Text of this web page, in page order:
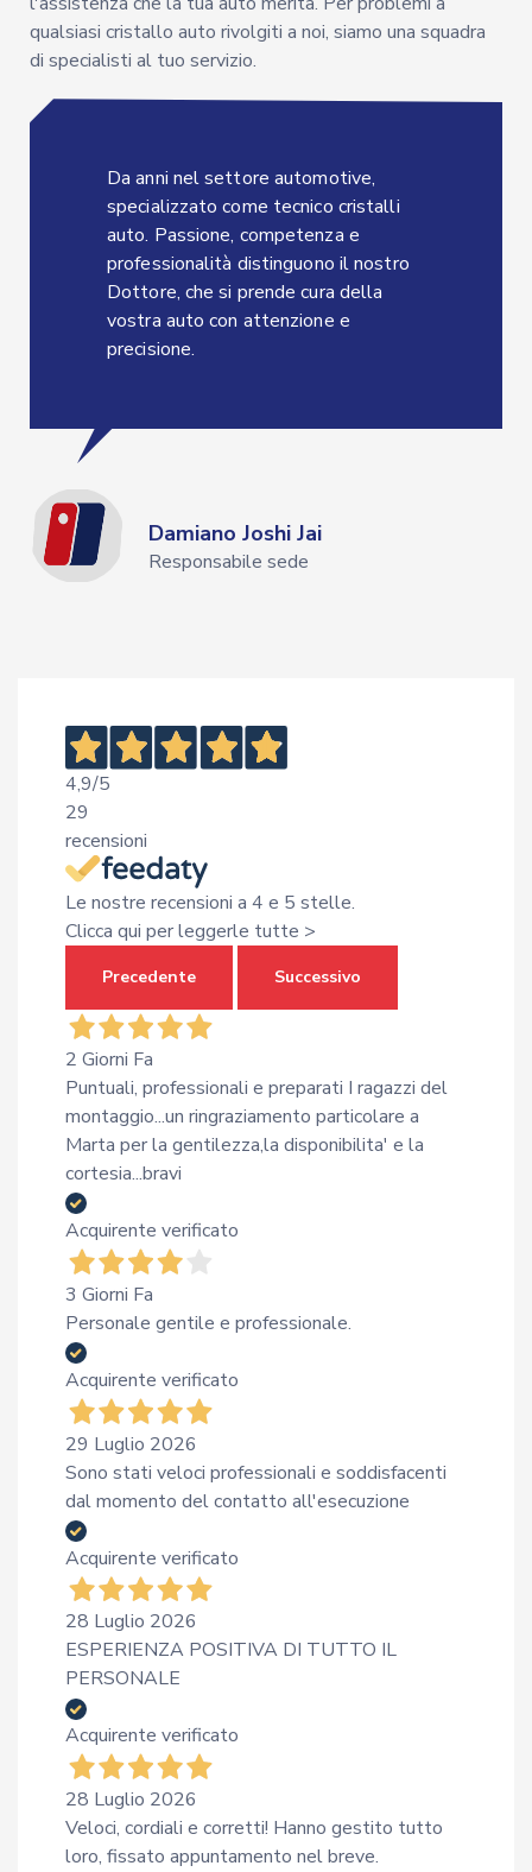
qualsiasi cristallo auto rivolgiti a noi, siamo una squadra
di specialisti al tuo servizio.
Da anni nel settore automotive,
specializzato come tecnico cristalli
auto. Passione, competenza e
professionalità distinguono il nostro
Dottore, che si prende cura della
vostra auto con attenzione e
precisione.
Damiano Joshi Jai
Responsabile sede
4,9/5
29
recensioni
Le nostre recensioni a 4 e 5 stelle.
Clicca qui per leggerle tutte >
Precedente Successivo
2 Giorni Fa
Puntuali, professionali e preparati I ragazzi del
montaggio...un ringraziamento particolare a
Marta per la gentilezza,la disponibilita' e la
cortesia...bravi
Acquirente verificato
3 Giorni Fa
Personale gentile e professionale.
Acquirente verificato
29 Luglio 2026
Sono stati veloci professionali e soddisfacenti
dal momento del contatto all'esecuzione
Acquirente verificato
28 Luglio 2026
ESPERIENZA POSITIVA DI TUTTO IL
PERSONALE
Acquirente verificato
28 Luglio 2026
Veloci, cordiali e corretti! Hanno gestito tutto
loro, fissato appuntamento nel breve.